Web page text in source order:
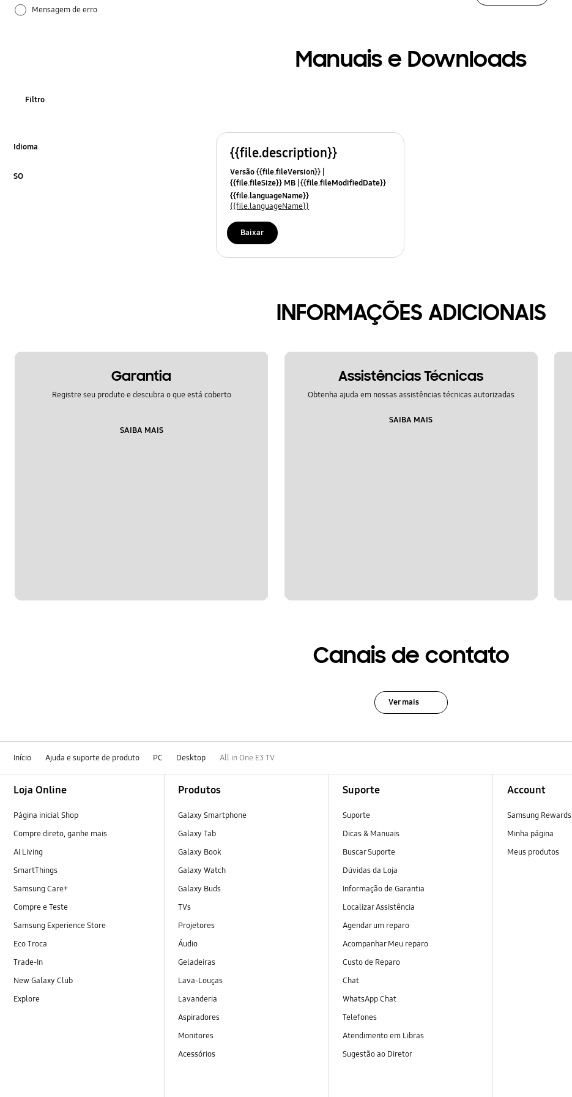
Mensagem de erro
Manuais e Downloads
Filtro
Idioma
SO
{{file.description}}
Versão {{file.fileVersion}}
{{file.fileSize}} MB {{file.fileModifiedDate}}
{{file.osNames}}
{{file.languageName}}
{{file.languageName}}
Baixar
INFORMAÇÕES ADICIONAIS
Garantia
Registre seu produto e descubra o que está coberto
SAIBA MAIS
Assistências Técnicas
Obtenha ajuda em nossas assistências técnicas autorizadas
SAIBA MAIS
Canais de contato
Ver mais
Início Ajuda e suporte de produto PC Desktop All in One E3 TV
Loja Online
Página inicial Shop
Compre direto, ganhe mais
AI Living
SmartThings
Samsung Care+
Compre e Teste
Samsung Experience Store
Eco Troca
Trade-In
New Galaxy Club
Explore
Produtos
Galaxy Smartphone
Galaxy Tab
Galaxy Book
Galaxy Watch
Galaxy Buds
TVs
Projetores
Áudio
Geladeiras
Lava-Louças
Lavanderia
Aspiradores
Monitores
Acessórios
Suporte
Suporte
Dicas & Manuais
Buscar Suporte
Dúvidas da Loja
Informação de Garantia
Localizar Assistência
Agendar um reparo
Acompanhar Meu reparo
Custo de Reparo
Chat
WhatsApp Chat
Telefones
Atendimento em Libras
Sugestão ao Diretor
Account
Samsung Rewards
Minha página
Meus produtos